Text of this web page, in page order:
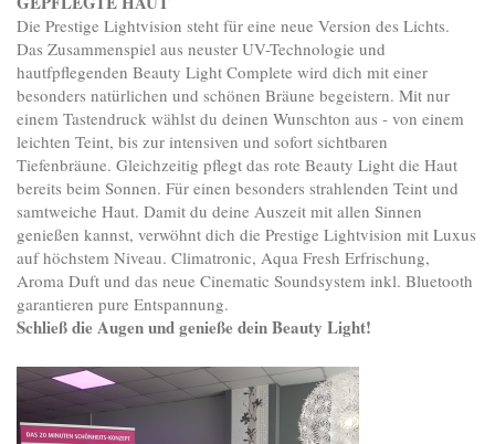
Die Prestige Lightvision steht für eine neue Version des Lichts.
Das Zusammenspiel aus neuster UV-Technologie und
hautfpflegenden Beauty Light Complete wird dich mit einer
besonders natürlichen und schönen Bräune begeistern. Mit nur
einem Tastendruck wählst du deinen Wunschton aus - von einem
leichten Teint, bis zur intensiven und sofort sichtbaren
Tiefenbräune. Gleichzeitig pflegt das rote Beauty Light die Haut
bereits beim Sonnen. Für einen besonders strahlenden Teint und
samtweiche Haut. Damit du deine Auszeit mit allen Sinnen
genießen kannst, verwöhnt dich die Prestige Lightvision mit Luxus
auf höchstem Niveau. Climatronic, Aqua Fresh Erfrischung,
Aroma Duft und das neue Cinematic Soundsystem inkl. Bluetooth
garantieren pure Entspannung.
Schließ die Augen und genieße dein Beauty Light!